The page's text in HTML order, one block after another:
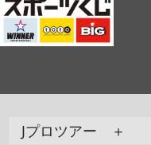
Jプロツアー ＋